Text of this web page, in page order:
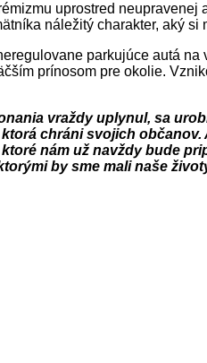
uprostred
náležitý charakter, aký si
parkujúce autá
prínosom pre okolie.
vraždy uplynul, sa
chráni svojich
nám už navždy bude
by sme mali naše